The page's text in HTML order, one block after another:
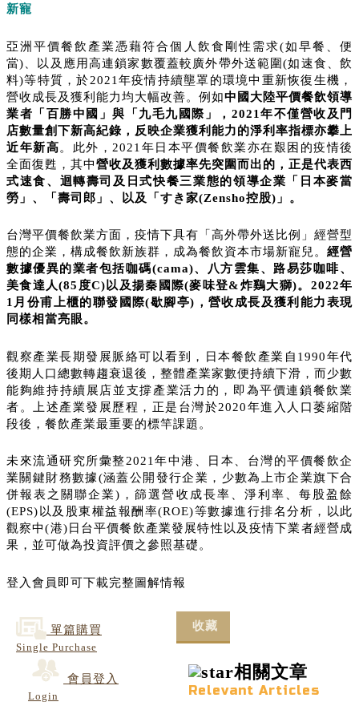
新寵
亞洲平價餐飲產業憑藉符合個人飲食剛性需求(如早餐、便
當)、以及應用高連鎖家數覆蓋較廣外帶外送範圍(如速食、飲
料)等特質，於2021年疫情持續壟罩的環境中重新恢復生機，
營收成長及獲利能力均大幅改善。例如中國大陸平價餐飲領導
業者「百勝中國」與「九毛九國際」， 2021 年不僅營收及門
店數量創下新高紀錄，反映企業獲利能力的淨利率指標亦攀上
近年新高。此外，2021年日本平價餐飲業亦在艱困的疫情後
全面復甦，其中營收及獲利數據率先突圍而出的，正是代表西
式速食、迴轉壽司及日式快餐三業態的領導企業「日本麥當
勞」、「壽司郎」、以及「 すき家(Zensho控股) 」。
台灣平價餐飲業方面，疫情下具有「高外帶外送比例」經營型
態的企業，構成餐飲新族群，成為餐飲資本市場新寵兒。 經營
數據優異的業者包括咖碼(cama)、八方雲集、路易莎咖啡、
美食達人(85 度C) 以及揚秦國際(麥味登&炸鷄大獅)。 2022年
1 月份甫上櫃的聯發國際(歇腳亭) ，營收成長及獲利能力表現
同樣相當亮眼。
觀察產業長期發展脈絡可以看到，日本餐飲產業自1990年代
後期人口總數轉趨衰退後，整體產業家數便持續下滑，而少數
能夠維持持續展店並支撐產業活力的，即為平價連鎖餐飲業
者。上述產業發展歷程，正是台灣於2020年進入人口萎縮階
段後，餐飲產業最重要的標竿課題。
未來流通研究所彙整2021年中港、日本、台灣的平價餐飲企
業關鍵財務數據(涵蓋公開發行企業，少數為上市企業旗下合
併報表之關聯企業)，篩選營收成長率、淨利率、每股盈餘
(EPS)以及股東權益報酬率(ROE)等數據進行排名分析，以此
觀察中(港)日台平價餐飲產業發展特性以及疫情下業者經營成
果，並可做為投資評價之參照基礎。
登入會員即可下載完整圖解情報
單篇購買
Single Purchase
會員登入
Login
收藏
相關文章
Relevant Articles